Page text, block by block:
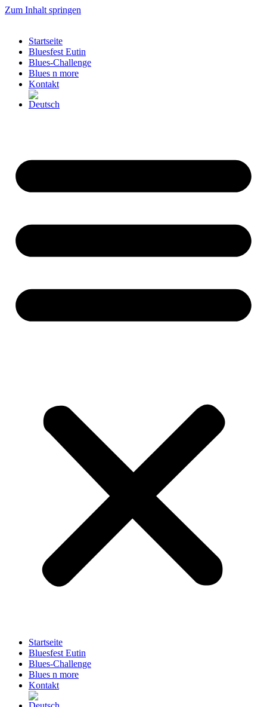
Zum Inhalt springen
Startseite
Bluesfest Eutin
Blues-Challenge
Blues n more
Kontakt
Startseite
Bluesfest Eutin
Blues-Challenge
Blues n more
Kontakt